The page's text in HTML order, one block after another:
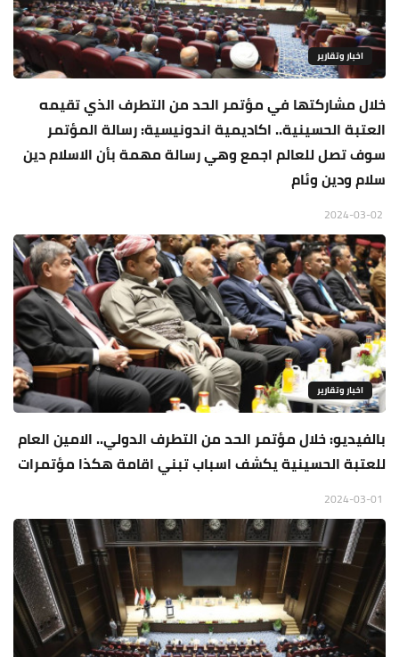
اخبار وتقارير
خلال مشاركتها في مؤتمر الحد من التطرف الذي تقيمه
العتبة الحسينية.. اكاديمية اندونيسية: رسالة المؤتمر
سوف تصل للعالم اجمع وهي رسالة مهمة بأن الاسلام دين
سلام ودين وئام
اخبار وتقارير
بالفيديو: خلال مؤتمر الحد من التطرف الدولي.. الامين العام
للعتبة الحسينية يكشف اسباب تبني اقامة هكذا مؤتمرات